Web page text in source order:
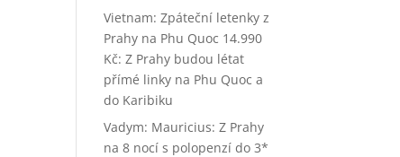
Vietnam: Zpáteční letenky z
Prahy na Phu Quoc 14.990
Kč:Z Prahy budou létat
přímé linky na Phu Quoc a
do Karibiku
Vadym: Mauricius: Z Prahy
na 8 nocí s polopenzí do 3*